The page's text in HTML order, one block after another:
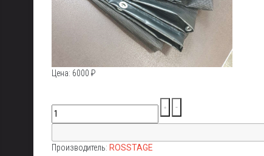
Цена: 6000 ₽
Производитель: ROSSTAGE